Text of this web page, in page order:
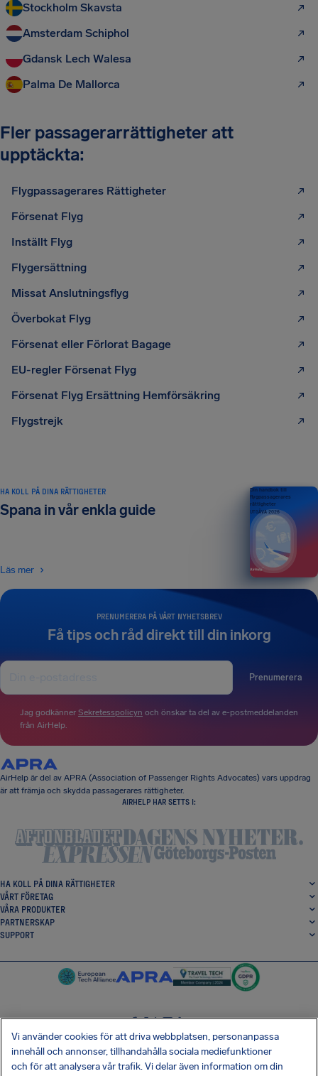
Stockholm Skavsta
Amsterdam Schiphol
Gdansk Lech Walesa
Palma De Mallorca
Fler passagerarrättigheter att
upptäckta:
Flygpassagerares Rättigheter
Försenat Flyg
Inställt Flyg
Flygersättning
Missat Anslutningsflyg
Överbokat Flyg
Försenat eller Förlorat Bagage
EU-regler Försenat Flyg
Försenat Flyg Ersättning Hemförsäkring
Flygstrejk
PRENUMERERA PÅ VÅRT NYHETSBREV
Få tips och råd direkt till din inkorg
Prenumerera
Jag godkänner Sekretesspolicyn och önskar ta del av e-postmeddelanden
från AirHelp.
HA KOLL PÅ DINA RÄTTIGHETER
Spana in vår enkla guide
Läs mer
Din handbok till
flygpassagerares
rättigheter
UTGÅVA 2026
AirHelp är del av APRA (Association of Passenger Rights Advocates) vars uppdrag
är att främja och skydda passagerares rättigheter.
AIRHELP HAR SETTS I:
HA KOLL PÅ DINA RÄTTIGHETER
VÅRT FÖRETAG
VÅRA PRODUKTER
PARTNERSKAP
SUPPORT
SocialFacebook
SocialTwitter
SocialInstagram
SocialLinkedin
HÄMTA VÅR GRATIS-APP
Vi använder cookies för att driva webbplatsen, personanpassa
innehåll och annonser, tillhandahålla sociala mediefunktioner
och för att analysera vår trafik. Vi delar även information om din